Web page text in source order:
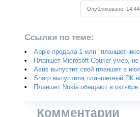
Опубликовано:
Ссылки по теме:
Apple продала 1 млн
Планшет Microsoft Courier умер,
Asus выпустит свой планшет в
Sharp выпустила планшетный ПК
Планшет Nokia обещают в октябре
Комментарии